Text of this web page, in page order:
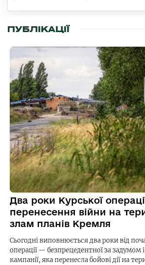
ПУБЛІКАЦІЇ
Два роки Курської
перенесення війни на
злам планів Кремля
Сьогодні виповнюється два роки від
операції — безпрецедентної за задумом
кампанії, яка перенесла бойові дії на